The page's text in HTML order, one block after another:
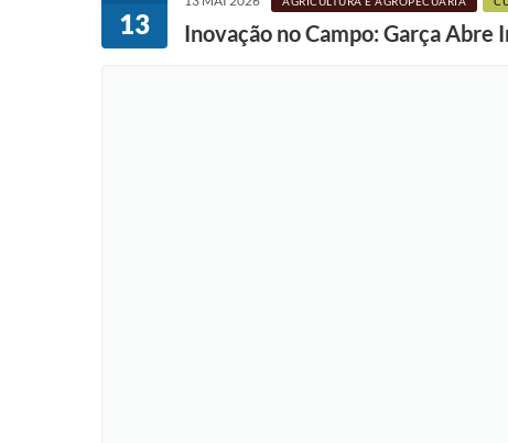
13 Inovação no Campo: Garça Abre